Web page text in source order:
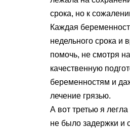
срока, но к
Каждая
недельного срока и
помочь, не смотря
качественную
беременностям и
лечение грязью.
А вот третью я
не было задержки и